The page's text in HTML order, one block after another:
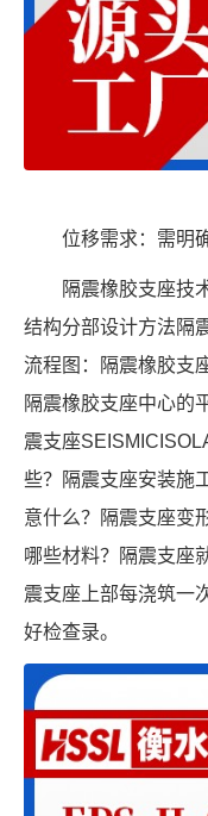
位移需求：需明
隔震橡胶支座技
结构分部设计方法隔
流程图：隔震橡胶支
隔震橡胶支座中心的
震支座
些？隔震支座安装施
意什么？隔震支座变
哪些材料？隔震支座
震支座上部每浇筑一
好检查录。